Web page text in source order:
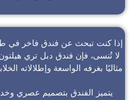
إذا كنت تبحث عن فندق فاخر في
لا تُنسى، فإن فندق دبل تري
مثاليًا بغرفه الواسعة وإطلالاته
يتميز الفندق بتصميم عصري